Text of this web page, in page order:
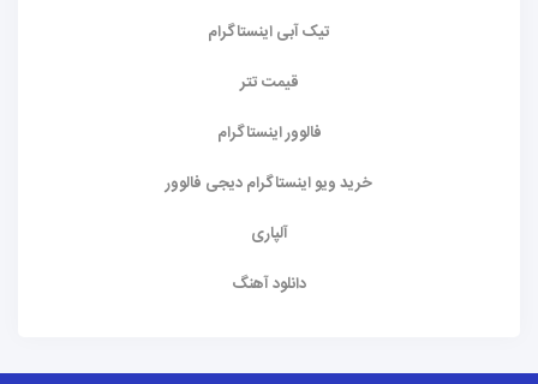
تیک آبی اینستاگرام
قیمت تتر
فالوور اینستاگرام
خرید ویو اینستاگرام دیجی فالوور
آلپاری
دانلود آهنگ